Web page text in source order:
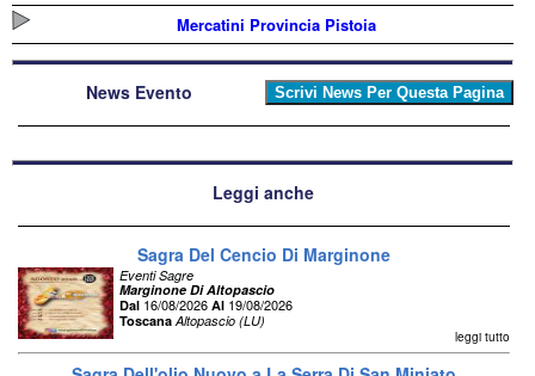
Mercatini Provincia Pistoia
News Evento
Leggi anche
Sagra Del Cencio Di Marginone
Eventi Sagre
Marginone Di Altopascio
Dal 16/08/2026 Al 19/08/2026
Toscana Altopascio (LU)
leggi tutto